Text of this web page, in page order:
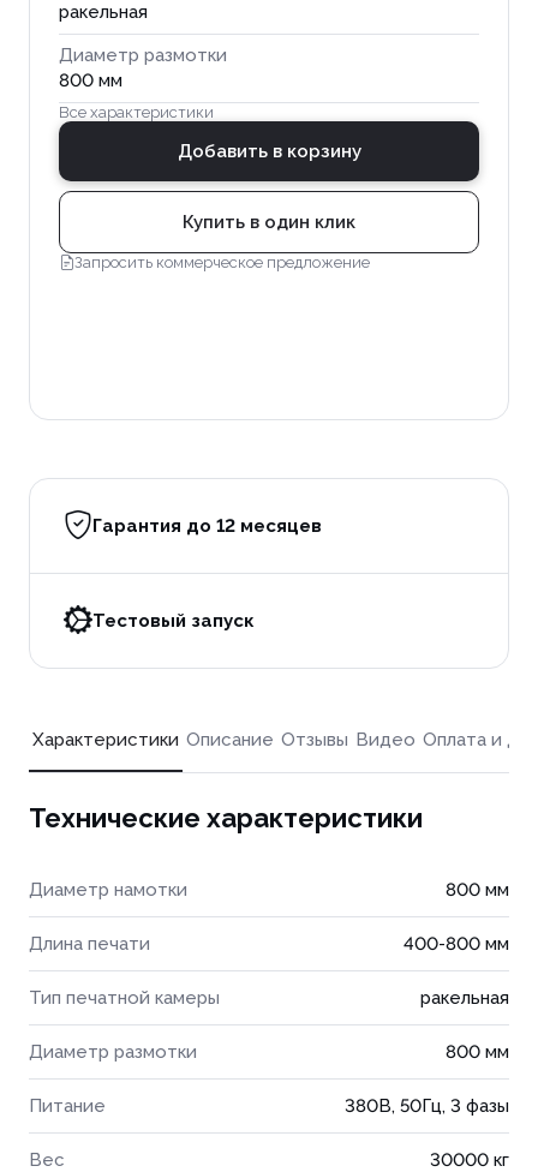
ракельная
Диаметр размотки
800 мм
Все характеристики
Добавить в корзину
Купить в один клик
Запросить коммерческое предложение
Гарантия до 12 месяцев
Тестовый запуск
Характеристики Описание Отзывы Видео Оплата и
Технические характеристики
Диаметр намотки 800 мм
Длина печати 400-800 мм
Тип печатной камеры ракельная
Диаметр размотки 800 мм
Питание 380В, 50Гц, 3 фазы
Вес 30000 кг